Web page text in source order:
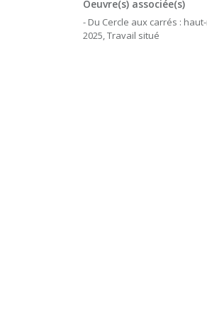
Oeuvre(s) associée(s)
- Du Cercle aux carrés :
2025, Travail situé